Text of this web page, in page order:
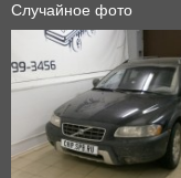
Случайное фото